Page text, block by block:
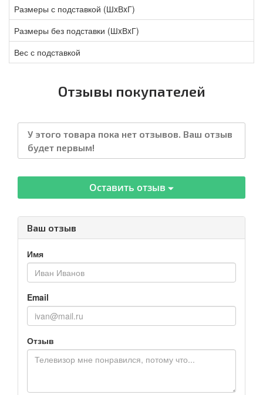
Размеры с подставкой (ШxВxГ)
Размеры без подставки (ШxВxГ)
Вес с подставкой
Отзывы покупателей
У этого товара пока нет отзывов. Ваш отзыв
будет первым!
Оставить отзыв
Ваш отзыв
Имя
Email
Отзыв